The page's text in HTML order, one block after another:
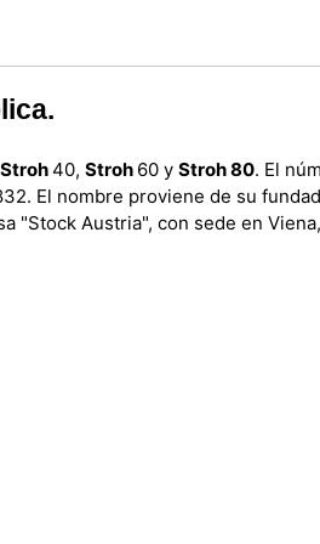
Stroh40, Stroh 60 y Stroh 80. El
El nombre proviene de su
"Stock Austria", con sede en